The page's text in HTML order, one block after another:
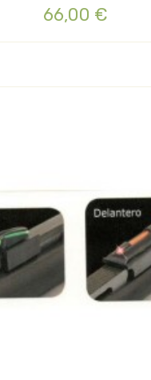
66,00 €